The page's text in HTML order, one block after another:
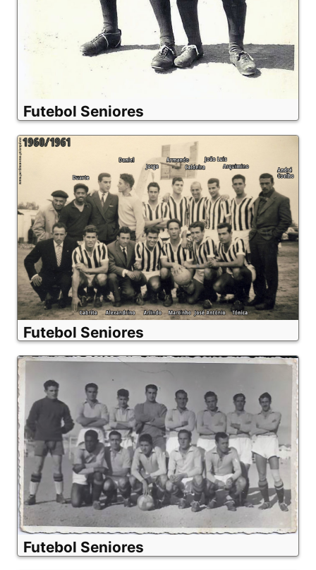
Futebol Seniores
Futebol Seniores
Futebol Seniores